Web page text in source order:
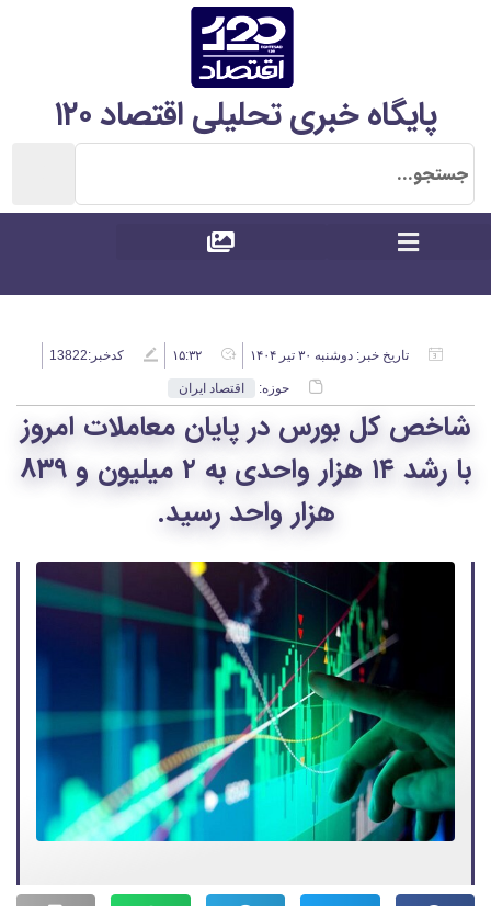
پایگاه خبری تحلیلی اقتصاد ۱۲۰
تاریخ خبر: دوشنبه ۳۰ تیر ۱۴۰۴ ۱۵:۳۲ کدخبر:13822
حوزه: اقتصاد ایران
شاخص کل بورس در پایان معاملات امروز
با رشد ۱۴ هزار واحدی به ۲ میلیون و ۸۳۹
هزار واحد رسید.